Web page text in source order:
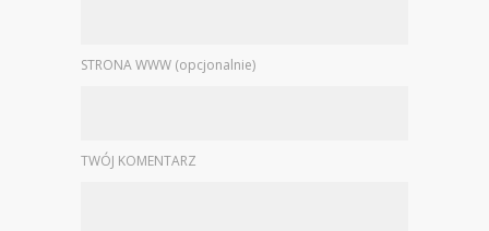
STRONA WWW (opcjonalnie)
TWÓJ KOMENTARZ